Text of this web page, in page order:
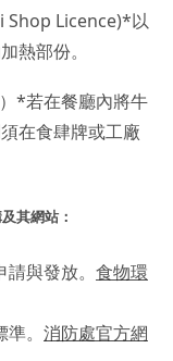
Shop Licence)*以
熱部份。
*若在餐廳內將牛
在食肆牌或工廠
其網站：
與發放。 食物環
。 消防處官方網